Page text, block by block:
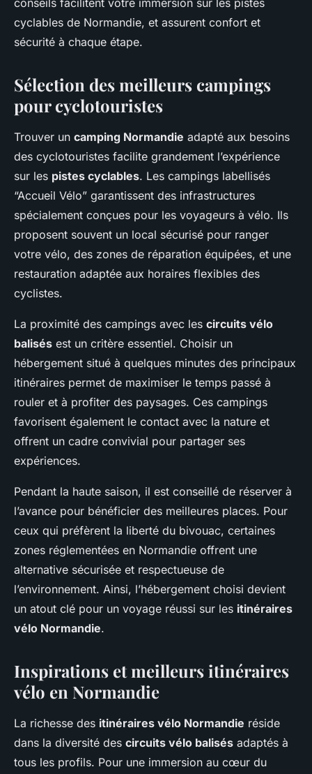
conseils facilitent votre immersion sur les pistes
cyclables de Normandie, et assurent confort et
sécurité à chaque étape.
Sélection des meilleurs campings
pour cyclotouristes
Trouver un camping Normandie adapté aux besoins
des cyclotouristes facilite grandement l’expérience
sur les pistes cyclables. Les campings labellisés
“Accueil Vélo” garantissent des infrastructures
spécialement conçues pour les voyageurs à vélo. Ils
proposent souvent un local sécurisé pour ranger
votre vélo, des zones de réparation équipées, et une
restauration adaptée aux horaires flexibles des
cyclistes.
La proximité des campings avec les circuits vélo
balisés est un critère essentiel. Choisir un
hébergement situé à quelques minutes des principaux
itinéraires permet de maximiser le temps passé à
rouler et à profiter des paysages. Ces campings
favorisent également le contact avec la nature et
offrent un cadre convivial pour partager ses
expériences.
Pendant la haute saison, il est conseillé de réserver à
l’avance pour bénéficier des meilleures places. Pour
ceux qui préfèrent la liberté du bivouac, certaines
zones réglementées en Normandie offrent une
alternative sécurisée et respectueuse de
l’environnement. Ainsi, l’hébergement choisi devient
un atout clé pour un voyage réussi sur les itinéraires
vélo Normandie.
Inspirations et meilleurs itinéraires
vélo en Normandie
La richesse des itinéraires vélo Normandie réside
dans la diversité des circuits vélo balisés adaptés à
tous les profils. Pour une immersion au cœur du